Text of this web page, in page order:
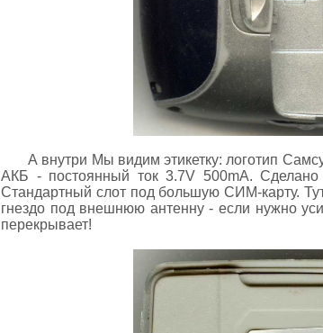
А внутри Мы видим этикетку: логотип
АКБ - постоянный ток 3.7V 500mA.
Стандартный слот под большую СИМ-карту.
гнездо под внешнюю антенну - если нужно
перекрывает!